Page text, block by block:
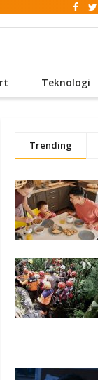
Teknologi
Trending